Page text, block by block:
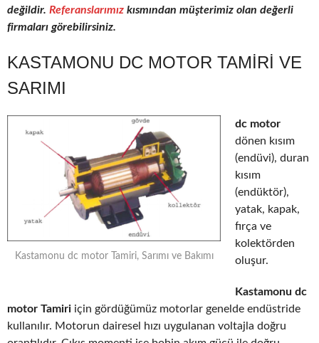
değildir. Referanslarımız kısmından müşterimiz olan değerli
firmaları görebilirsiniz.
KASTAMONU DC MOTOR TAMIRI VE
SARIMI
Kastamonu dc motor Tamiri, Sarımı ve Bakımı
dc motor
dönen kısım
(endüvi), duran
kısım
(endüktör),
yatak, kapak,
fırça ve
kolektörden
oluşur.
Kastamonu dc
motor Tamiri için gördüğümüz motorlar genelde endüstride
kullanılır. Motorun dairesel hızı uygulanan voltajla doğru